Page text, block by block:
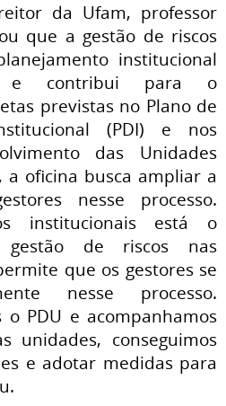
da Ufam, professor
que a gestão de riscos
institucional
e contribui para o
previstas no Plano de
(PDI) e nos
das Unidades
a oficina busca ampliar a
nesse processo.
institucionais está o
gestão de riscos nas
que os gestores se
nesse processo.
o PDU e acompanhamos
unidades, conseguimos
e adotar medidas para